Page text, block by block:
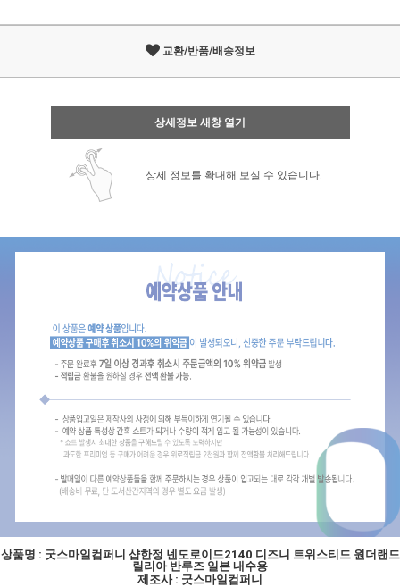
교환/반품/배송정보
상세정보 새창 열기
상세 정보를 확대해 보실 수 있습니다.
상품명 : 굿스마일컴퍼니 샵한정 넨도로이드2140 디즈니 트위스티드 원더랜드
릴리아 반루즈 일본 내수용
제조사 : 굿스마일컴퍼니